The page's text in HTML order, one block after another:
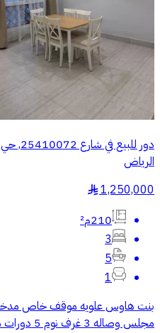
دور
الرياض
1,250,000
§
210م²
3
5
1
بنت هاوس علويه موقف خاص
مجلس وصاله 3 غرف نوم 5 دورات مياه